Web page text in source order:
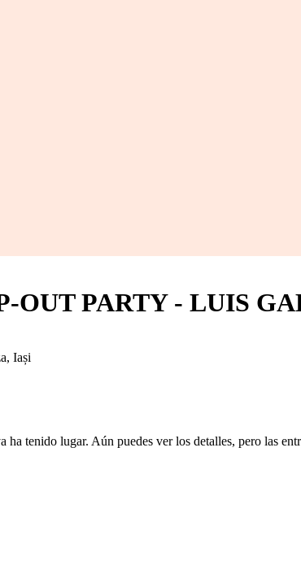
OUT PARTY - LUIS
Iași
ha tenido lugar. Aún puedes ver los detalles, pero las